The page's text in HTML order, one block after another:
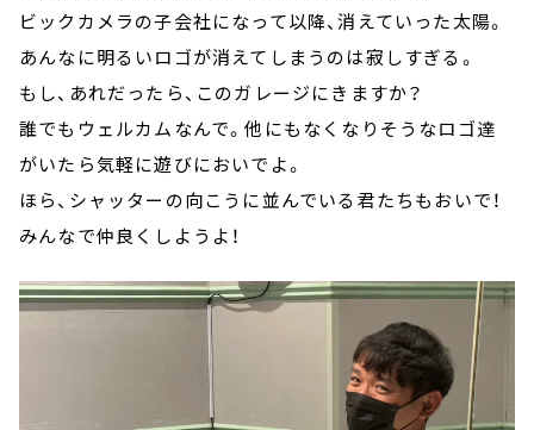
ビックカメラの子会社になって以降、消えていった太陽。
あんなに明るいロゴが消えてしまうのは寂しすぎる。
もし、あれだったら、このガレージにきますか？
誰でもウェルカムなんで。他にもなくなりそうなロゴ達
がいたら気軽に遊びにおいでよ。
ほら、シャッターの向こうに並んでいる君たちもおいで！
みんなで仲良くしようよ！